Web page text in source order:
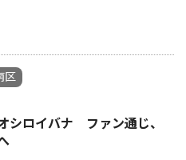
区
シロイバナ ファン通じ、